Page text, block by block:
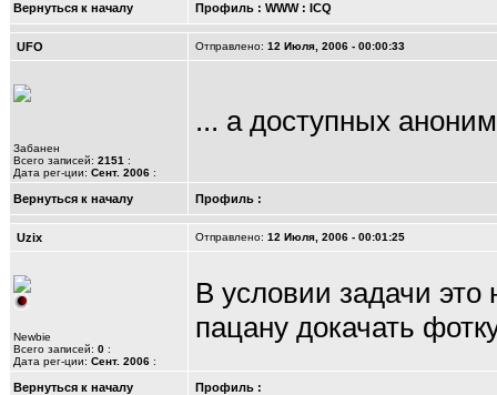
Вернуться к началу Профиль : WWW: ICQ
UFO Отправлено: 12 Июля, 2006 - 00:00:33
Забанен
Всего записей: 2151 :
Дата рег-ции: Сент. 2006 :
... а доступных
Вернуться к началу Профиль :
Uzix Отправлено: 12 Июля, 2006 - 00:01:25
Newbie
Всего записей: 0 :
Дата рег-ции: Сент. 2006 :
В условии задачи
пацану докачать
Вернуться к началу Профиль :